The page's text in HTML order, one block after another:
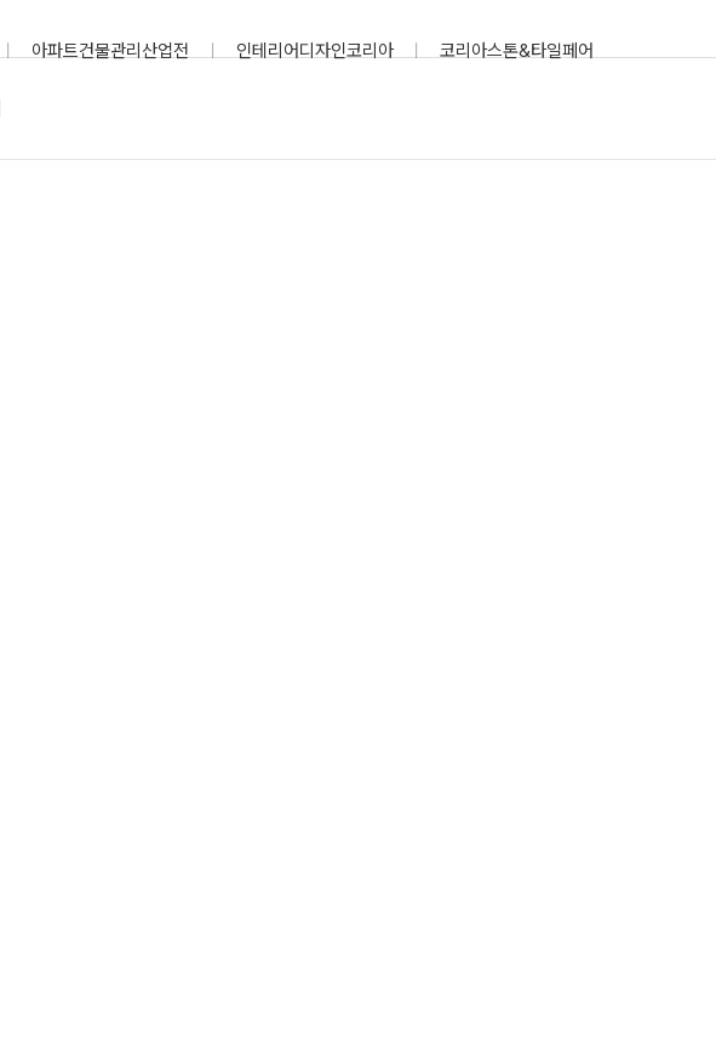
아파트건물관리산업전 인테리어디자인코리아
코리아스톤&타일페어